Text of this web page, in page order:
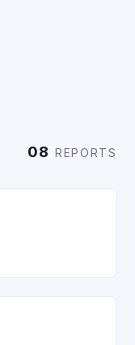
08 REPORTS